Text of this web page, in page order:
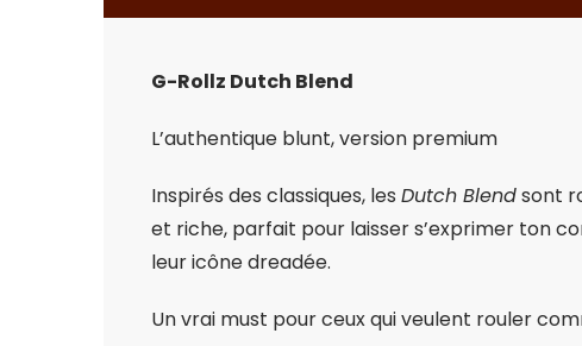
G-Rollz Dutch Blend
L’authentique blunt, version premium
Inspirés des classiques, les Dutch Blendsont
et riche, parfait pour laisser s’exprimer ton
leur icône dreadée.
Un vrai must pour ceux qui veulent rouler